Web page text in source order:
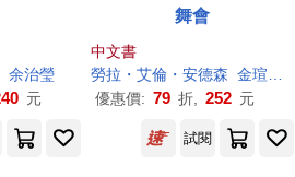
（Laura Ellen Anderson）
余治瑩
元
舞會
中文書
勞拉・艾倫・安德森 金瑄桓
優惠價: 79 折, 252 元
試閱